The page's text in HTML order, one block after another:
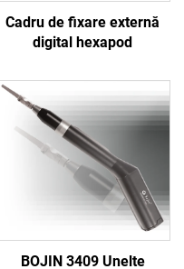
Cadru de fixare externă
digital hexapod
BOJIN 3409 Unelte